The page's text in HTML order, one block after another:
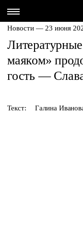
Новости — 23 июня
маяком»
гость —
Текст: Галина